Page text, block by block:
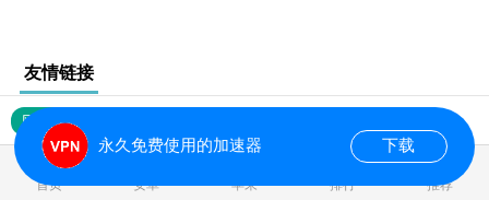
友情链接
网站地图
首页 安卓 苹果 排行 推荐
永久免费使用的加速器 下载
0.018573s